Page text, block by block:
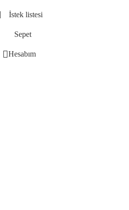
İstek listesi
Sepet
Hesabım